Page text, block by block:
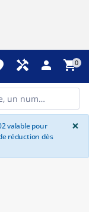
handyman person shopping_cart0
valable pour
réduction dès
×